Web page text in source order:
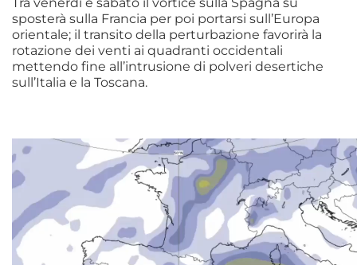
sposterà sulla Francia per poi portarsi sull’Europa
orientale; il transito della perturbazione favorirà la
rotazione dei venti ai quadranti occidentali
mettendo fine all’intrusione di polveri desertiche
sull’Italia e la Toscana.